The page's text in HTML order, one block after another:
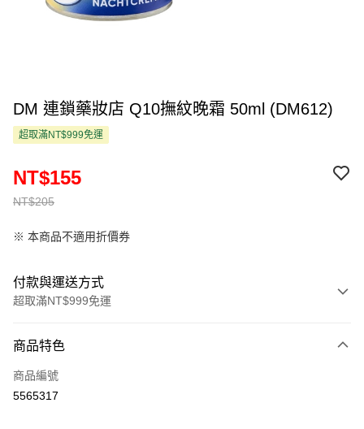
DM 連鎖藥妝店 Q10撫紋晚霜 50ml (DM612)
超取滿NT$999免運
NT$205
NT$155
※ 本商品不適用折價券
付款與運送方式
超取滿NT$999免運
信用卡一次付款
超商取貨付款
商品特色
商品編號
5565317